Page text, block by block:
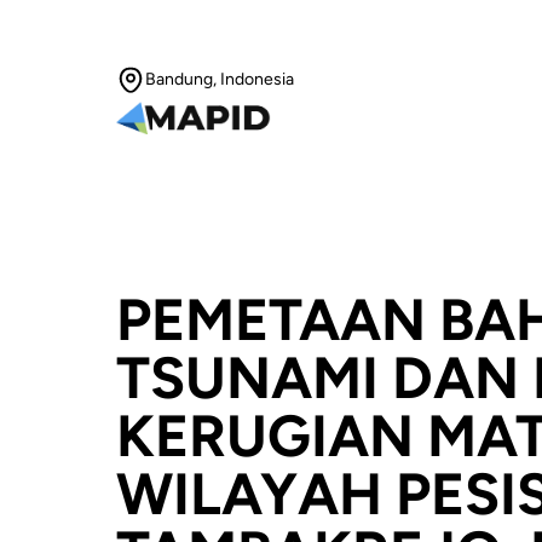
Bandung, Indonesia
PEMETAAN
TSUNAMI DAN
KERUGIAN
WILAYAH